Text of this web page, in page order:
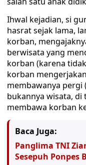
Ihwal kejadian, si
hasrat sejak lama,
korban,
berwisata yang
korban (karena
korban
membawanya pergi
bukannya wisata, di
membawa korban
Baca Juga:
Panglima TNI
Sesepuh Ponpes